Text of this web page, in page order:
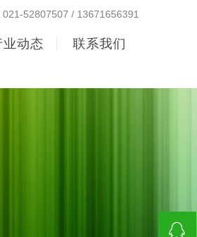
021-52807507 / 13671656391
业动态 联系我们